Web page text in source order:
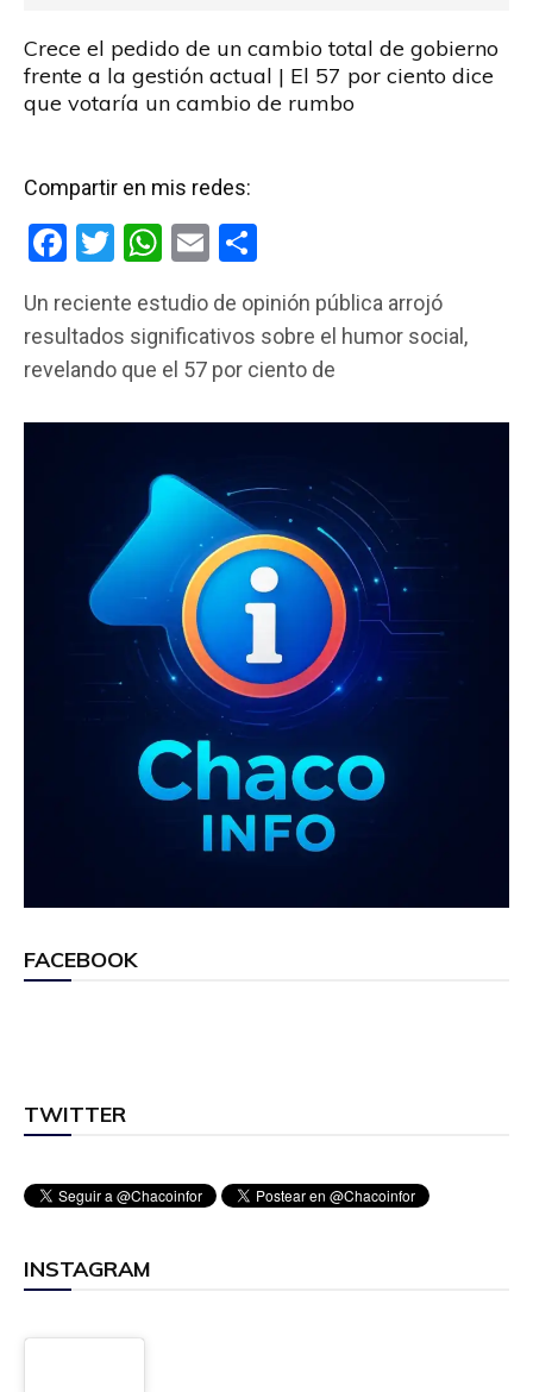
Crece el pedido de un cambio total de gobierno
frente a la gestión actual | El 57 por ciento dice
que votaría un cambio de rumbo
Compartir en mis redes:
F
ce
b
o
T
tt
er
W
at
s
p
p
E
ail m
p
tir
Un reciente estudio de opinión pública arrojó
resultados significativos sobre el humor social,
revelando que el 57 por ciento de
FACEBOOK
TWITTER
INSTAGRAM